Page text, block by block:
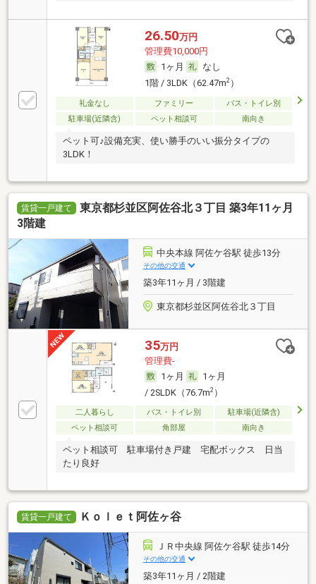
26.50万円
管理費10,000円
1ヶ月
なし
1階 / 3LDK（62.47m2）
礼金なし ファミリー
バス・トイレ別
駐車場(近隣含)
ペット相談可 南向き
ペット可♪設備充実、使い勝手のいい振分タイプの
3LDK！
賃貸一戸建て
東京都杉並区阿佐谷北３丁目 築3年11ヶ月
3階建
中央本線 阿佐ケ谷駅 徒歩13分
その他の交通
築3年11ヶ月 / 3階建
東京都杉並区阿佐谷北３丁目
35万円
管理費-
1ヶ月
1ヶ月
/ 2SLDK（76.7m2）
二人暮らし バス・トイレ別
駐車場(近隣含)
ペット相談可
角部屋 南向き
ペット相談可 駐車場付き戸建 宅配ボックス 日当
たり良好
賃貸一戸建て Ｋｏｌｅｔ阿佐ヶ谷
ＪＲ中央線 阿佐ケ谷駅 徒歩14分
その他の交通
築3年11ヶ月 / 2階建